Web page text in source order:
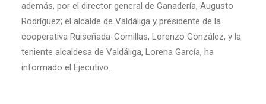
además, por el director general de Ganadería, Augusto
Rodríguez; el alcalde de Valdáliga y presidente de la
cooperativa Ruiseñada-Comillas, Lorenzo González, y la
teniente alcaldesa de Valdáliga, Lorena García, ha
informado el Ejecutivo.